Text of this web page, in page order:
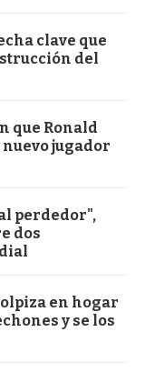
clave que
del
que Ronald
jugador
perdedor",
dos
en hogar
y se los